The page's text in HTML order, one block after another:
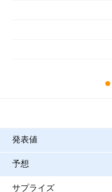
発表値
予想
サプライズ